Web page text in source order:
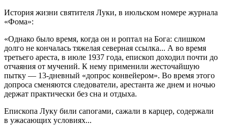
История жизни святителя Луки, в июльском номере журнала
«Фома»:
«Однако было время, когда он и роптал на Бога: слишком
долго не кончалась тяжелая северная ссылка... А во время
третьего ареста, в июле 1937 года, епископ доходил почти до
отчаяния от мучений. К нему применили жесточайшую
пытку — 13-дневный «допрос конвейером». Во время этого
допроса сменяются следователи, арестанта же днем и ночью
держат практически без сна и отдыха.
Епископа Луку били сапогами, сажали в карцер, содержали
в ужасающих условиях...